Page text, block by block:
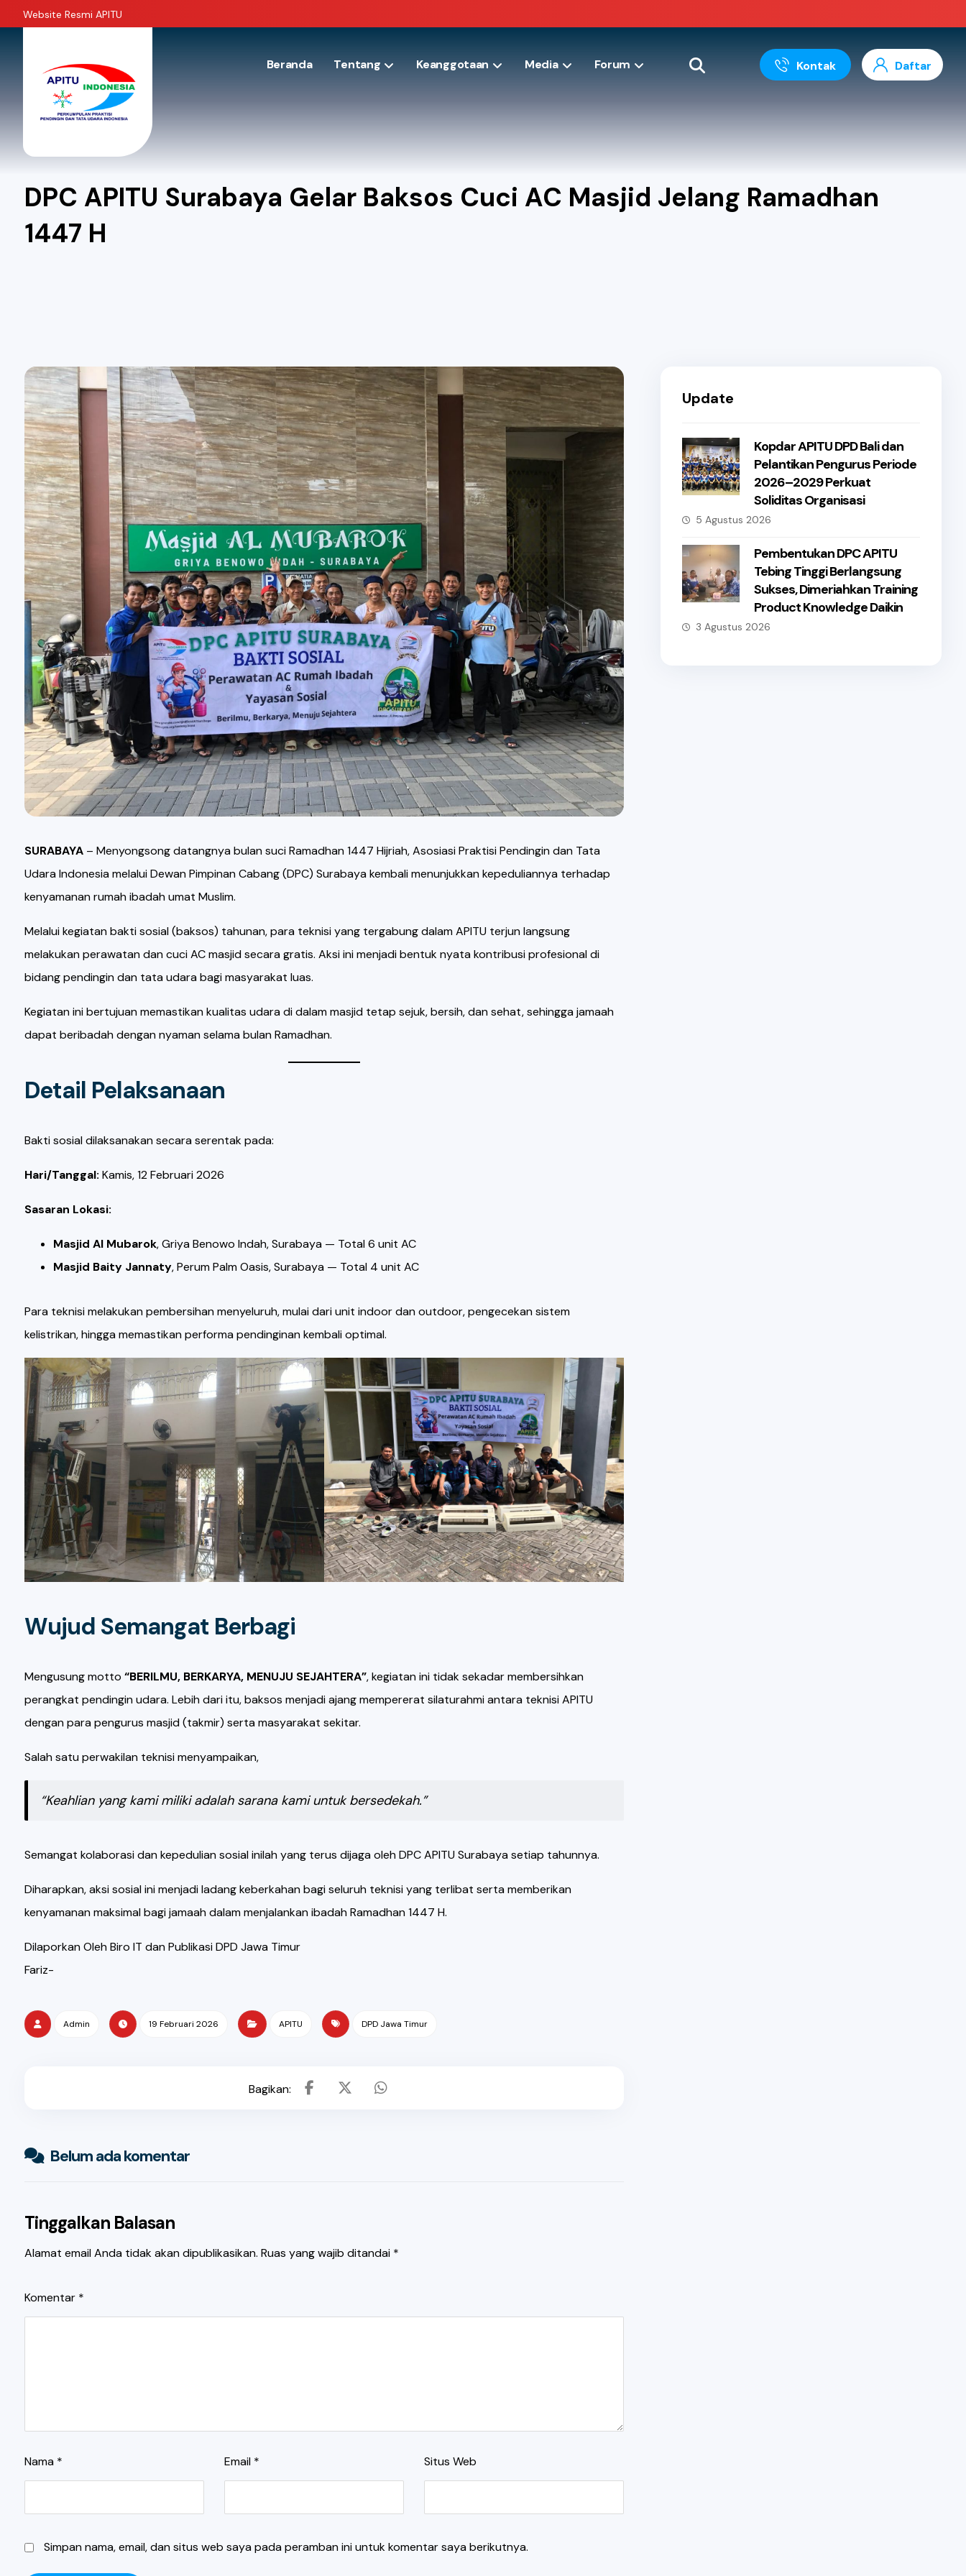
Website Resmi APITU
Beranda Tentang Keanggotaan Media Forum Daftar
Kontak
DPC APITU Surabaya Gelar Baksos Cuci AC Masjid Jelang Ramadhan
1447 H
SURABAYA– Menyongsong datangnya bulan suci Ramadhan 1447 Hijriah, Asosiasi Praktisi Pendingin dan Tata
Udara Indonesia melalui Dewan Pimpinan Cabang (DPC) Surabaya kembali menunjukkan kepeduliannya terhadap
kenyamanan rumah ibadah umat Muslim.
Melalui kegiatan bakti sosial (baksos) tahunan, para teknisi yang tergabung dalam APITU terjun langsung
melakukan perawatan dan cuci AC masjid secara gratis. Aksi ini menjadi bentuk nyata kontribusi profesional di
bidang pendingin dan tata udara bagi masyarakat luas.
Kegiatan ini bertujuan memastikan kualitas udara di dalam masjid tetap sejuk, bersih, dan sehat, sehingga jamaah
dapat beribadah dengan nyaman selama bulan Ramadhan.
Detail Pelaksanaan
Bakti sosial dilaksanakan secara serentak pada:
Hari/Tanggal: Kamis, 12 Februari 2026
Sasaran Lokasi:
Masjid Al Mubarok, Griya Benowo Indah, Surabaya — Total 6 unit AC
Masjid Baity Jannaty, Perum Palm Oasis, Surabaya — Total 4 unit AC
Para teknisi melakukan pembersihan menyeluruh, mulai dari unit indoor dan outdoor, pengecekan sistem
kelistrikan, hingga memastikan performa pendinginan kembali optimal.
Wujud Semangat Berbagi
Mengusung motto “BERILMU, BERKARYA, MENUJU SEJAHTERA”, kegiatan ini tidak sekadar membersihkan
perangkat pendingin udara. Lebih dari itu, baksos menjadi ajang mempererat silaturahmi antara teknisi APITU
dengan para pengurus masjid (takmir) serta masyarakat sekitar.
Salah satu perwakilan teknisi menyampaikan,
“Keahlian yang kami miliki adalah sarana kami untuk bersedekah.”
Semangat kolaborasi dan kepedulian sosial inilah yang terus dijaga oleh DPC APITU Surabaya setiap tahunnya.
Diharapkan, aksi sosial ini menjadi ladang keberkahan bagi seluruh teknisi yang terlibat serta memberikan
kenyamanan maksimal bagi jamaah dalam menjalankan ibadah Ramadhan 1447 H.
Dilaporkan Oleh Biro IT dan Publikasi DPD Jawa Timur
Fariz-
Admin 19 Februari 2026 APITU DPD Jawa Timur
Belum ada komentar
Tinggalkan Balasan
Alamat email Anda tidak akan dipublikasikan. Ruas yang wajib ditandai *
Komentar *
Nama * Email * Situs Web
Simpan nama, email, dan situs web saya pada peramban ini untuk komentar saya berikutnya.
Update
Kopdar APITU DPD Bali dan
Pelantikan Pengurus Periode
2026–2029 Perkuat
Soliditas Organisasi
5 Agustus 2026
Pembentukan DPC APITU
Tebing Tinggi Berlangsung
Sukses, Dimeriahkan Training
Product Knowledge Daikin
3 Agustus 2026